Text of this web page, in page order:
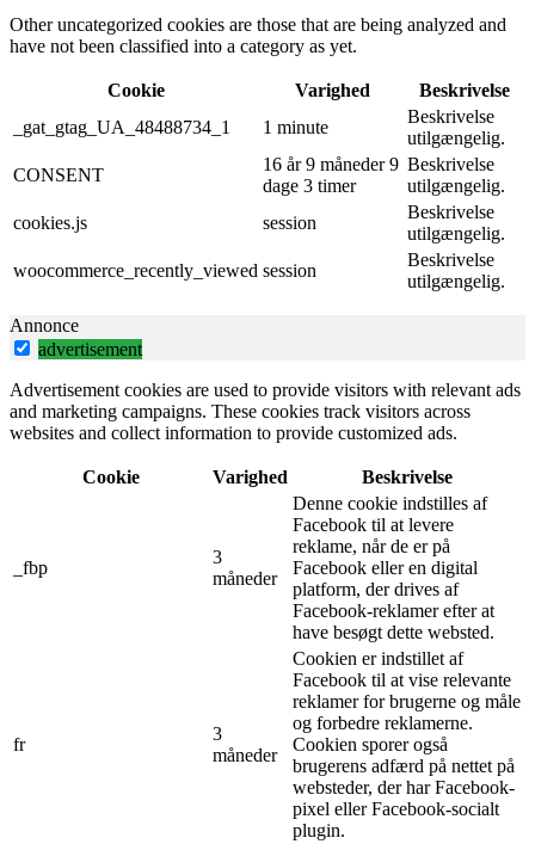
Other uncategorized cookies are those that are being analyzed and
have not been classified into a category as yet.
Cookie Varighed
Beskrivelse
_gat_gtag_UA_48488734_1
1 minute
Beskrivelse
utilgængelig.
CONSENT
16 år 9 måneder 9
dage 3 timer
Beskrivelse
utilgængelig.
cookies.js
session
Beskrivelse
utilgængelig.
woocommerce_recently_viewed session
Beskrivelse
utilgængelig.
Annonce
advertisement
Advertisement cookies are used to provide visitors with relevant ads
and marketing campaigns. These cookies track visitors across
websites and collect information to provide customized ads.
Cookie Varighed Beskrivelse
_fbp
3
måneder
Denne cookie indstilles af
Facebook til at levere
reklame, når de er på
Facebook eller en digital
platform, der drives af
Facebook-reklamer efter at
have besøgt dette websted.
fr
3
måneder
Cookien er indstillet af
Facebook til at vise relevante
reklamer for brugerne og måle
og forbedre reklamerne.
Cookien sporer også
brugerens adfærd på nettet på
websteder, der har Facebook-
pixel eller Facebook-socialt
plugin.